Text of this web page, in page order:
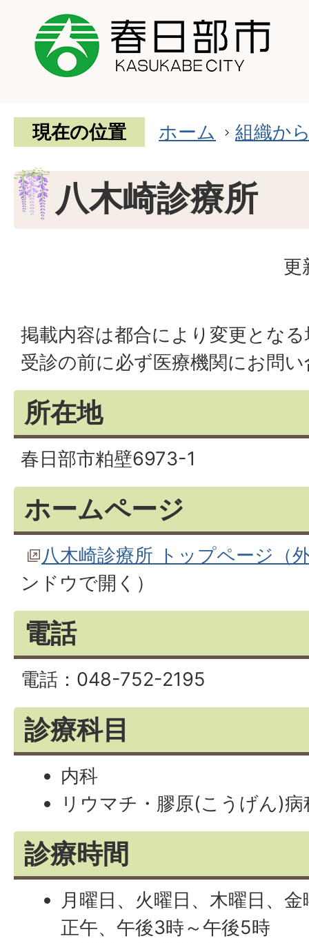
現在の位置 ホーム 組織か
八木崎診療所
更
掲載内容は都合により変更とな
受診の前に必ず医療機関にお問
所在地
春日部市粕壁6973-1
ホームページ
八木崎診療所 トップページ（
ンドウで開く）
電話
電話：048-752-2195
診療科目
内科
リウマチ・膠原(こうげん)病
診療時間
月曜日、火曜日、木曜日、
正午、午後3時～午後5時